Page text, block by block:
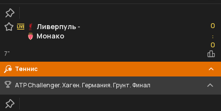
Ливерпуль -
Монако
0
:0
0
7"
Теннис
ATP Challenger. Хаген. Германия. Грунт. Финал